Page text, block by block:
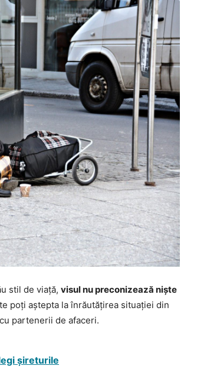
stil de viață, visul nu preconizează niște
poți aștepta la înrăutățirea situației din
partenerii de afaceri.
șireturile